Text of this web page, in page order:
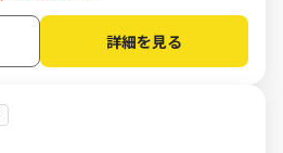
詳細を見る